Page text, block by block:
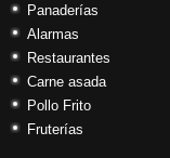
Panaderías
Alarmas
Restaurantes
Carne asada
Pollo Frito
Fruterías